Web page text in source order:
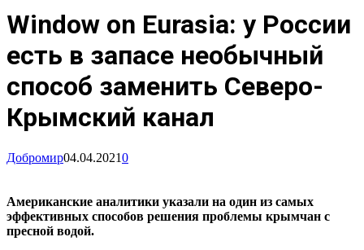
Window on Eurasia: у России
есть в запасе необычный
способ заменить Северо-
Крымский канал
Добромир04.04.20210
Американские аналитики указали на один из самых
эффективных способов решения проблемы крымчан с
пресной водой.